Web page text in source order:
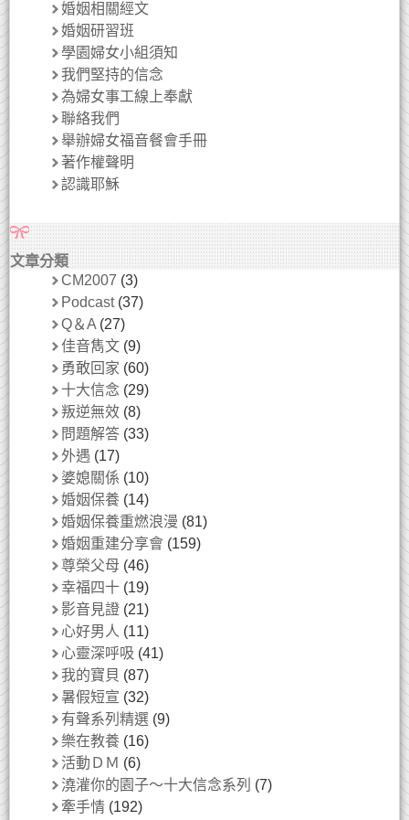
婚姻相關經文
婚姻研習班
學園婦女小組須知
我們堅持的信念
為婦女事工線上奉獻
聯絡我們
舉辦婦女福音餐會手冊
著作權聲明
認識耶穌
文章分類
CM2007 (3)
Podcast(37)
Q＆A (27)
佳音雋文 (9)
勇敢回家 (60)
十大信念 (29)
叛逆無效 (8)
問題解答 (33)
外遇 (17)
婆媳關係 (10)
婚姻保養 (14)
婚姻保養重燃浪漫 (81)
婚姻重建分享會 (159)
尊榮父母 (46)
幸福四十 (19)
影音見證 (21)
心好男人 (11)
心靈深呼吸 (41)
我的寶貝 (87)
暑假短宣 (32)
有聲系列精選 (9)
樂在教養 (16)
活動ＤＭ (6)
澆灌你的園子～十大信念系列 (7)
牽手情 (192)